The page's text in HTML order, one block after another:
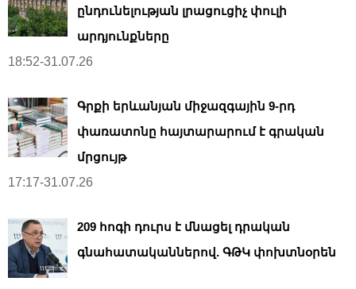
ընդունելության լրացուցիչ փուլի
արդյունքները
18:52-31.07.26
Գրքի երևանյան միջազգային 9-րդ
փառատոնը հայտարարում է գրական
մրցույթ
17:17-31.07.26
209 հոգի դուրս է մնացել դրական
գնահատականներով. ԳԹԿ փոխտնօրեն